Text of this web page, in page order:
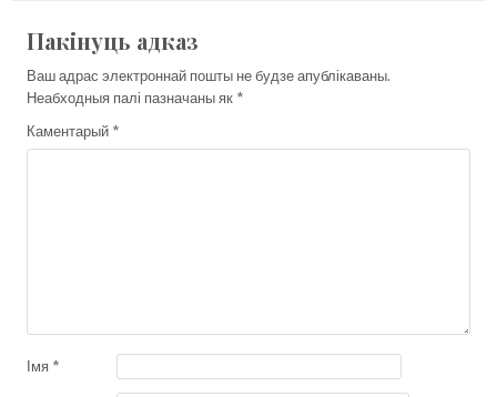
Пакінуць адказ
Ваш адрас электроннай пошты не будзе апублікаваны.
Неабходныя палі пазначаны як *
Каментарый *
Імя *